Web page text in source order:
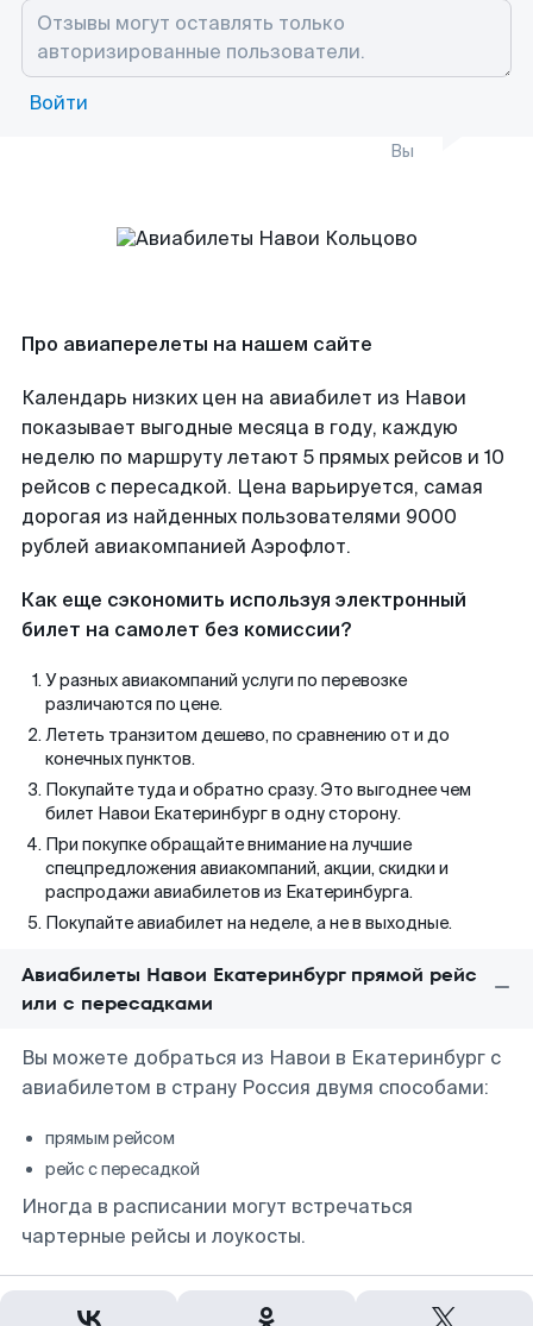
Войти
Вы
Про авиаперелеты на нашем сайте
Календарь низких цен на авиабилет из Навои
показывает выгодные месяца в году, каждую
неделю по маршруту летают 5 прямых рейсов и 10
рейсов с пересадкой. Цена варьируется, самая
дорогая из найденных пользователями 9000
рублей авиакомпанией Аэрофлот.
Как еще сэкономить используя электронный
билет на самолет без комиссии?
У разных авиакомпаний услуги по перевозке
различаются по цене.
Лететь транзитом дешево, по сравнению от и до
конечных пунктов.
Покупайте туда и обратно сразу. Это выгоднее чем
билет Навои Екатеринбург в одну сторону.
При покупке обращайте внимание на лучшие
спецпредложения авиакомпаний, акции, скидки и
распродажи авиабилетов из Екатеринбурга.
Покупайте авиабилет на неделе, а не в выходные.
Авиабилеты Навои Екатеринбург прямой рейс
или с пересадками
Вы можете добраться из Навои в Екатеринбург с
авиабилетом в страну Россия двумя способами:
прямым рейсом
рейс с пересадкой
Иногда в расписании могут встречаться
чартерные рейсы и лоукосты.